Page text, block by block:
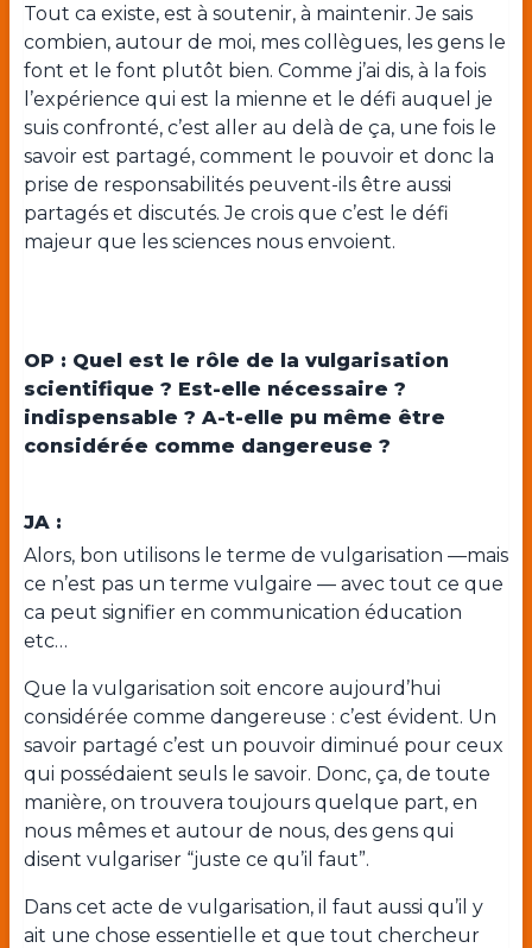
Tout ca existe, est à soutenir, à maintenir. Je sais
combien, autour de moi, mes collègues, les gens le
font et le font plutôt bien. Comme j’ai dis, à la fois
l’expérience qui est la mienne et le défi auquel je
suis confronté, c’est aller au delà de ça, une fois le
savoir est partagé, comment le pouvoir et donc la
prise de responsabilités peuvent-ils être aussi
partagés et discutés. Je crois que c’est le défi
majeur que les sciences nous envoient.
OP : Quel est le rôle de la vulgarisation
scientifique ? Est-elle nécessaire ?
indispensable ? A-t-elle pu même être
considérée comme dangereuse ?
JA :
Alors, bon utilisons le terme de vulgarisation —mais
ce n’est pas un terme vulgaire — avec tout ce que
ca peut signifier en communication éducation
etc…
Que la vulgarisation soit encore aujourd’hui
considérée comme dangereuse : c’est évident. Un
savoir partagé c’est un pouvoir diminué pour ceux
qui possédaient seuls le savoir. Donc, ça, de toute
manière, on trouvera toujours quelque part, en
nous mêmes et autour de nous, des gens qui
disent vulgariser “juste ce qu’il faut”.
Dans cet acte de vulgarisation, il faut aussi qu’il y
ait une chose essentielle et que tout chercheur